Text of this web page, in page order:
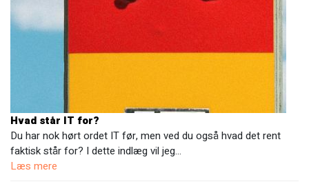
Hvad står IT for?
Du har nok hørt ordet IT før, men ved du også hvad det rent
faktisk står for? I dette indlæg vil jeg…
Læs mere